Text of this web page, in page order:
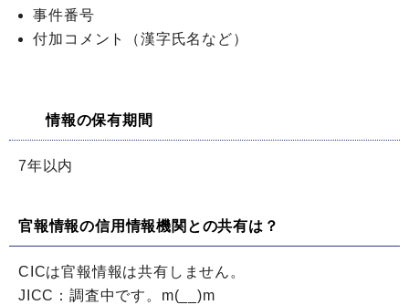
事件番号
付加コメント（漢字氏名など）
情報の保有期間
7年以内
官報情報の信用情報機関との共有は？
CICは官報情報は共有しません。
JICC：調査中です。m(__)m